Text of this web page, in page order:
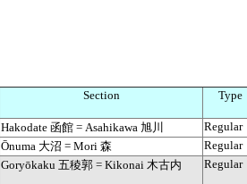
Section Type
Hakodate 函館 = Asahikawa 旭川 Regular
Ōnuma 大沼 = Mori 森 Regular
Goryōkaku 五稜郭 = Kikonai 木古内 Regular